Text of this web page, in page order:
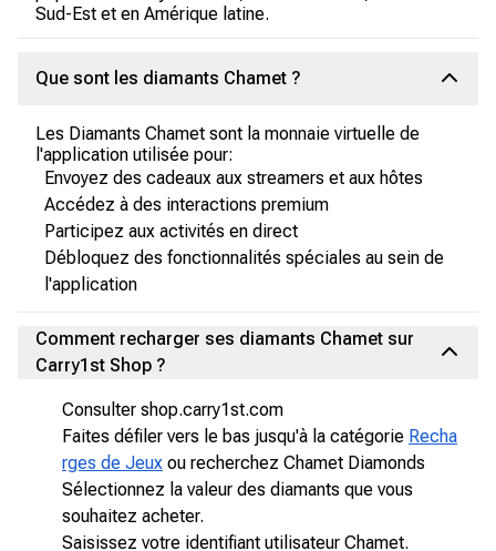
Sud-Est et en Amérique latine.
Que sont les diamants Chamet ?
Les Diamants Chamet sont la monnaie virtuelle de
l'application utilisée pour:
Envoyez des cadeaux aux streamers et aux hôtes
Accédez à des interactions premium
Participez aux activités en direct
Débloquez des fonctionnalités spéciales au sein de
l'application
Comment recharger ses diamants Chamet sur
Carry1st Shop ?
Consulter shop.carry1st.com
Faites défiler vers le bas jusqu'à la catégorie Recha
rges de Jeux ou recherchez Chamet Diamonds
Sélectionnez la valeur des diamants que vous
souhaitez acheter.
Saisissez votre identifiant utilisateur Chamet.